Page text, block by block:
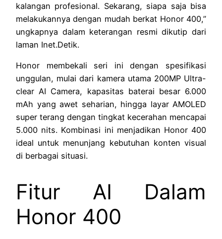
kalangan profesional. Sekarang, siapa saja bisa
melakukannya dengan mudah berkat Honor 400,”
ungkapnya dalam keterangan resmi dikutip dari
laman Inet.Detik.
Honor membekali seri ini dengan spesifikasi
unggulan, mulai dari kamera utama 200MP Ultra-
clear AI Camera, kapasitas baterai besar 6.000
mAh yang awet seharian, hingga layar AMOLED
super terang dengan tingkat kecerahan mencapai
5.000 nits. Kombinasi ini menjadikan Honor 400
ideal untuk menunjang kebutuhan konten visual
di berbagai situasi.
Fitur AI Dalam
Honor 400